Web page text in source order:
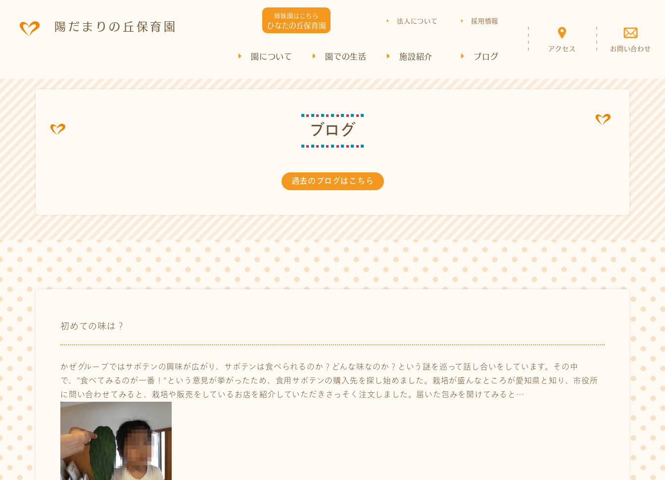
陽だまりの丘保育園
姉妹園はこちら
ひなたの丘保育園 法人について 採用情報
園について 園での生活 施設紹介 ブログ
アクセス お問い合わせ
ブログ
過去のブログはこちら
初めての味は？
かぜグループではサボテンの興味が広がり、サボテンは食べられるのか？どんな味なのか？という謎を巡って話し合いをしています。その中
で、”食べてみるのが一番！”という意見が挙がったため、食用サボテンの購入先を探し始めました。栽培が盛んなところが愛知県と知り、市役所
に問い合わせてみると、栽培や販売をしているお店を紹介していただきさっそく注文しました。届いた包みを開けてみると…